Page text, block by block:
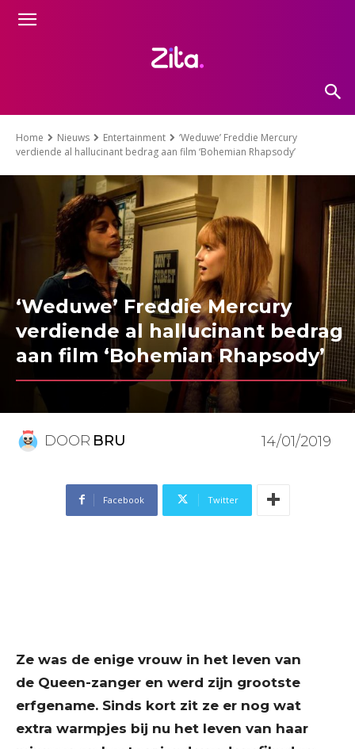
Home Nieuws Entertainment
‘Weduwe’ Freddie Mercury
verdiende al hallucinant bedrag aan film ‘Bohemian Rhapsody’
‘Weduwe’ Freddie Mercury
verdiende al hallucinant bedrag
aan film ‘Bohemian Rhapsody’
DOOR BRU 14/01/2019
Facebook Twitter
Ze was de enige vrouw in het leven van
de Queen-zanger en werd zijn grootste
erfgename. Sinds kort zit ze er nog wat
extra warmpjes bij nu het leven van haar